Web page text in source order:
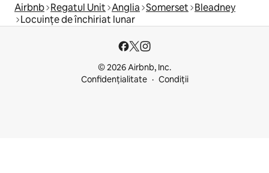
Airbnb Regatul Unit Anglia Somerset Bleadney
Locuințe de închiriat lunar
© 2026 Airbnb, Inc.
Confidențialitate
Condiții